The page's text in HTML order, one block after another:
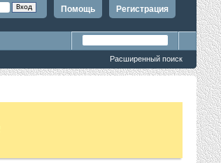
Регистрация
Помощь
Расширенный поиск